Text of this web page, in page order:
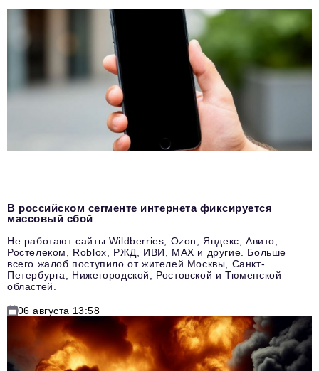
В российском сегменте интернета фиксируется
массовый сбой
Не работают сайты Wildberries, Ozon, Яндекс, Авито,
Ростелеком, Roblox, РЖД, ИВИ, MAX и другие. Больше
всего жалоб поступило от жителей Москвы, Санкт-
Петербурга, Нижегородской, Ростовской и Тюменской
областей.
06 августа 13:58